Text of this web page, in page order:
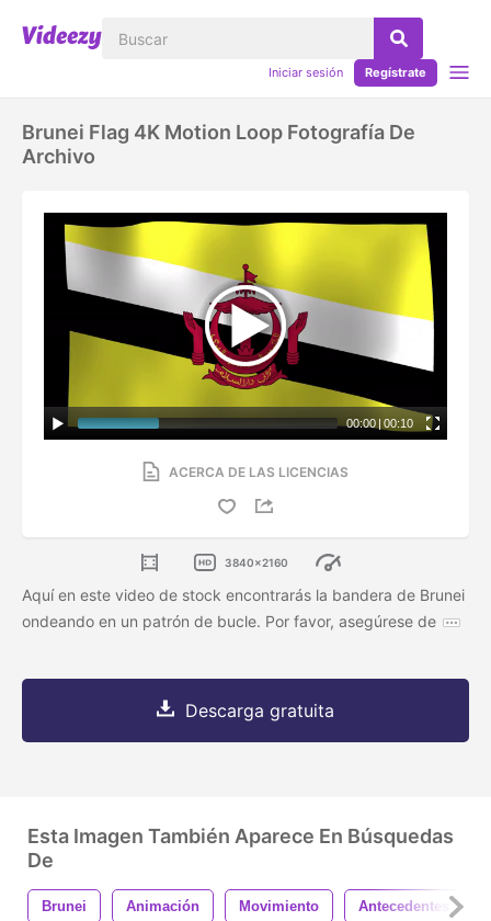
Iniciar sesión Regístrate
Brunei Flag 4K Motion Loop Fotografía De
Archivo
00:00 | 00:10
ACERCA DE LAS LICENCIAS
3840x2160
Aquí en este video de stock encontrarás la bandera de Brunei
ondeando en un patrón de bucle. Por favor, asegúrese de
Descarga gratuita
Esta Imagen También Aparece En Búsquedas
De
Brunei Animación Movimiento Antecedentes